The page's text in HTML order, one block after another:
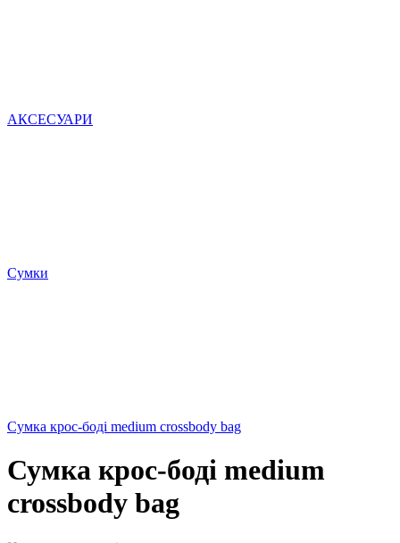
АКСЕСУАРИ
Сумки
Сумка крос-боді medium crossbody bag
Сумка крос-боді medium
crossbody bag